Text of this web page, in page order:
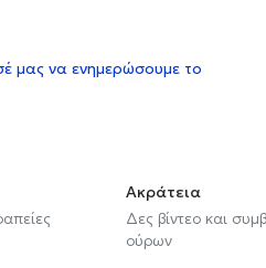
μας να ενημερώσουμε το
Ακράτεια
Δες βίντεο και
ούρων